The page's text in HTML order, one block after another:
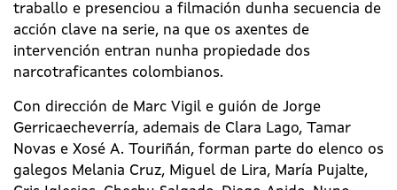
traballo e presenciou a filmación dunha secuencia de
acción clave na serie, na que os axentes de
intervención entran nunha propiedade dos
narcotraficantes colombianos.
Con dirección de Marc Vigil e guión de Jorge
Gerricaecheverría, ademais de Clara Lago, Tamar
Novas e Xosé A. Touriñán, forman parte do elenco os
galegos Melania Cruz, Miguel de Lira, María Pujalte,